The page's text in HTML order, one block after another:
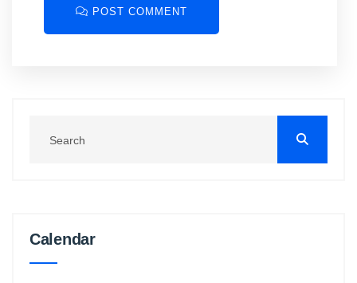
POST COMMENT
Calendar